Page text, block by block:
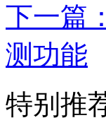
下一篇
测功能
特别推